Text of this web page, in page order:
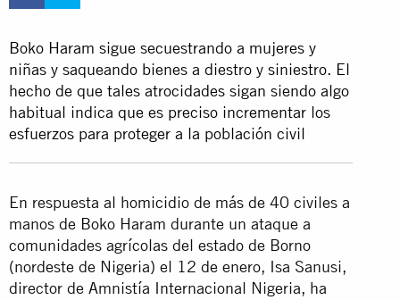
Boko Haram sigue secuestrando a mujeres y
niñas y saqueando bienes a diestro y siniestro. El
hecho de que tales atrocidades sigan siendo algo
habitual indica que es preciso incrementar los
esfuerzos para proteger a la población civil
En respuesta al homicidio de más de 40 civiles a
manos de Boko Haram durante un ataque a
comunidades agrícolas del estado de Borno
(nordeste de Nigeria) el 12 de enero, Isa Sanusi,
director de Amnistía Internacional Nigeria, ha